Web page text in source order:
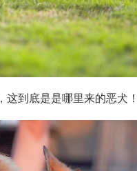
这到底是是哪里来的恶犬！